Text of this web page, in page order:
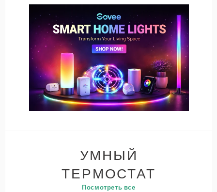
УМНЫЙ
ТЕРМОСТАТ
Посмотреть все